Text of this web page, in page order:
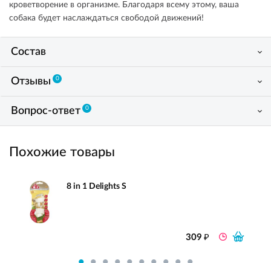
кроветворение в организме. Благодаря всему этому, ваша
собака будет наслаждаться свободой движений!
Состав
Отзывы 0
Вопрос-ответ 0
Похожие товары
8 in 1 Delights S
309₽